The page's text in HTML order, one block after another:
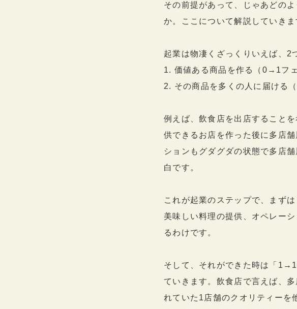
その前提があって、じゃあどの
か。ここについて解説していきま
起業は物凄くざっくりいえば、2
1. 価値ある商品を作る（0→1フェ
2. その商品を多くの人に届ける
例えば、飲食店を出店すること
供できるお店を作った後に多店
ションもグダグダの状態で多店
白です。
これが起業のステップで、まず
美味しい料理の提供、オペレー
るわけです。
そして、それができた時は「
ていきます。飲食店で言えば、
れていた1店舗のクオリティーを